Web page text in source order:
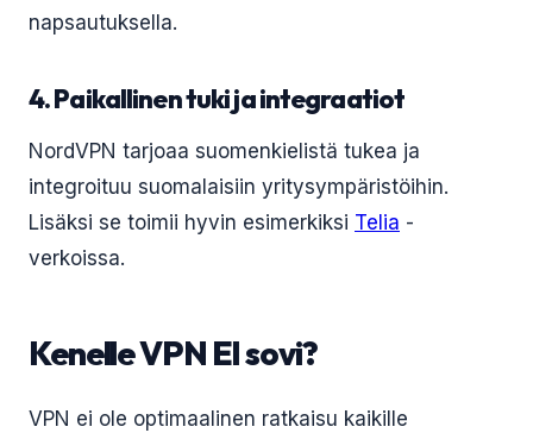
napsautuksella.
4. Paikallinen tuki ja integraatiot
NordVPN tarjoaa suomenkielistä tukea ja
integroituu suomalaisiin yritysympäristöihin.
Lisäksi se toimii hyvin esimerkiksi Telia -
verkoissa.
Kenelle VPN EI sovi?
VPN ei ole optimaalinen ratkaisu kaikille